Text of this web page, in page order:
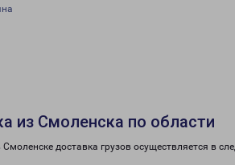
из Смоленска по области
доставка грузов осуществляется в